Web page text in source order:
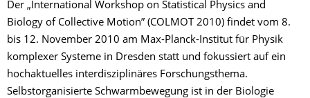
Der „International Workshop on Statistical Physics and
Biology of Collective Motion” (COLMOT 2010) findet vom 8.
bis 12. November 2010 am Max-Planck-Institut für Physik
komplexer Systeme in Dresden statt und fokussiert auf ein
hochaktuelles interdisziplinäres Forschungsthema.
Selbstorganisierte Schwarmbewegung ist in der Biologie